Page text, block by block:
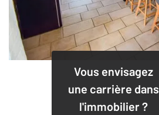
Vous envisagez
une carrière dans
l'immobilier ?